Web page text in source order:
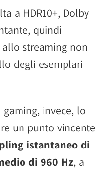
a HDR10+, Dolby
quindi
streaming non
degli esemplari
invece, lo
un punto vincente
istantaneo di
di 960 Hz, a